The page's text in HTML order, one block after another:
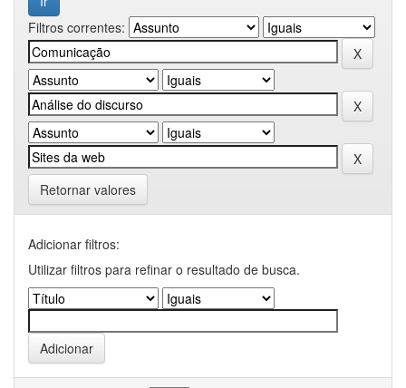
Filtros correntes:
Retornar valores
Adicionar filtros:
Utilizar filtros para refinar o resultado de busca.